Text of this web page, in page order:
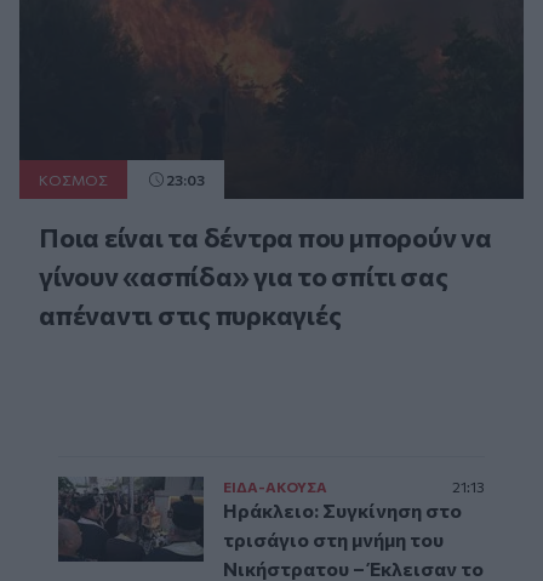
ΚΟΣΜΟΣ 23:03
Ποια είναι τα δέντρα που μπορούν να
γίνουν «ασπίδα» για το σπίτι σας
απέναντι στις πυρκαγιές
ΕΙΔΑ-ΑΚΟΥΣΑ 21:13
Ηράκλειο: Συγκίνηση στο
τρισάγιο στη μνήμη του
Νικήστρατου – Έκλεισαν το